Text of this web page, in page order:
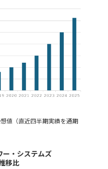
値（直近四半期実績を通期
ー・システムズ
移比